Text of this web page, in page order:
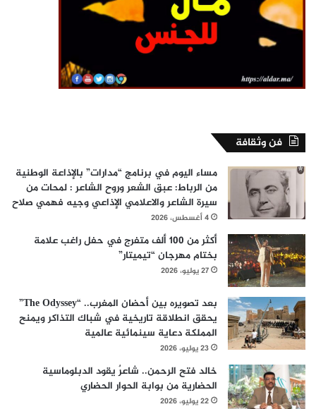
فن وثقافة
مساء اليوم في برنامج “مدارات” بالإذاعة الوطنية
من الرباط: عبق الشعر وروح الشاعر : لمحات من
سيرة الشاعر والاعلامي الإذاعي وجيه فهمي صلاح
4 أغسطس، 2026
أكثر من 100 ألف متفرج في حفل راغب علامة
بختام مهرجان “تيميتار”
27 يوليو، 2026
بعد تصويره بين أحضان المغرب.. “The Odyssey”
يحقق انطلاقة تاريخية في شباك التذاكر ويمنح
المملكة دعاية سينمائية عالمية
23 يوليو، 2026
خالد فتح الرحمن.. شاعرٌ يقود الدبلوماسية
الحضارية من بوابة الحوار الحضاري
22 يوليو، 2026